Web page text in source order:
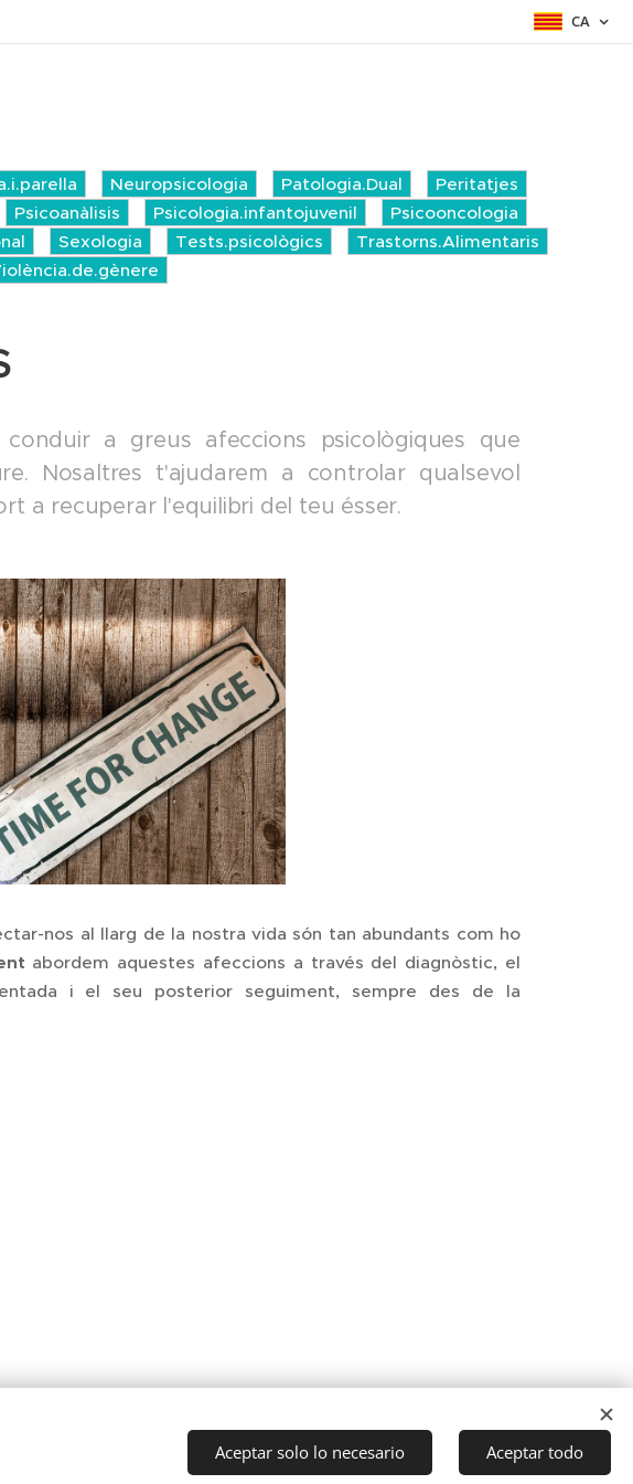
CA
Neuropsicologia Patologia.Dual
Peritatjes
Psicoanàlisis Psicologia.infantojuvenil
Psicooncologia
Sexologia Tests.psicològics
Trastorns.Alimentaris
a greus afeccions psicològiques que
Nosaltres t'ajudarem a controlar qualsevol
a recuperar l'equilibri del teu ésser.
nos al llarg de la nostra vida són tan abundants com ho
abordem aquestes afeccions a través del diagnòstic, el
i el seu posterior seguiment, sempre des de la
Aceptar solo lo necesario Aceptar todo